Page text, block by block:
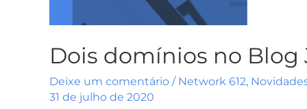
Dois domínios no Blog
Deixe um comentário / Network 612,
31 de julho de 2020